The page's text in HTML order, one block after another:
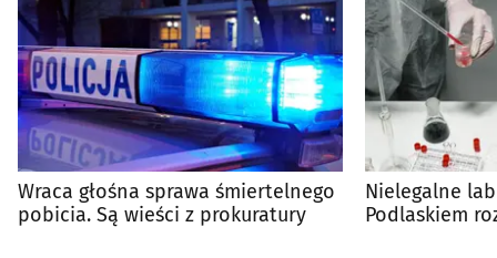
Wraca głośna sprawa śmiertelnego
pobicia. Są wieści z prokuratury
Nielegalne
Podlaskiem